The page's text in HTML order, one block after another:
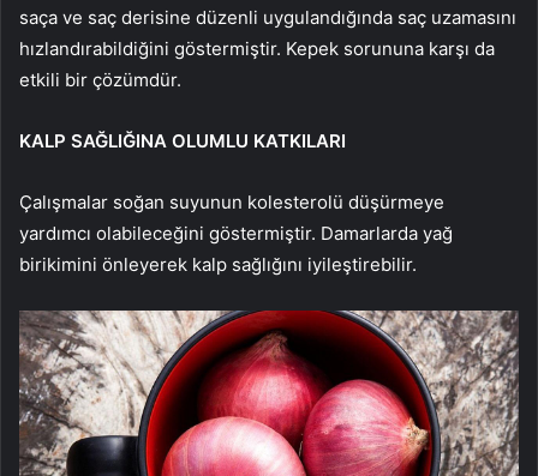
saça ve saç derisine düzenli uygulandığında saç uzamasını
hızlandırabildiğini göstermiştir. Kepek sorununa karşı da
etkili bir çözümdür.
KALP SAĞLIĞINA OLUMLU KATKILARI
Çalışmalar soğan suyunun kolesterolü düşürmeye
yardımcı olabileceğini göstermiştir. Damarlarda yağ
birikimini önleyerek kalp sağlığını iyileştirebilir.